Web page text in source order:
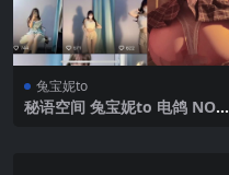
兔宝妮to
秘语空间 兔宝妮to 电鸽 NO.0